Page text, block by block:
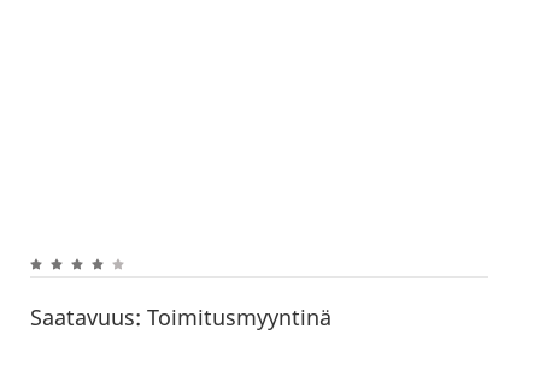
Saatavuus: Toimitusmyyntinä